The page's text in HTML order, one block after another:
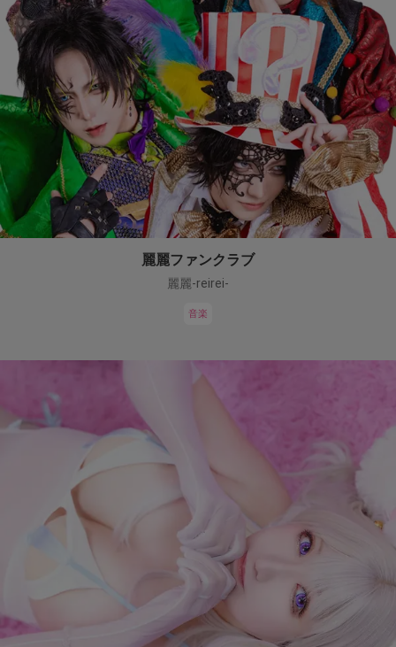
麗麗ファンクラブ
麗麗-reirei-
音楽